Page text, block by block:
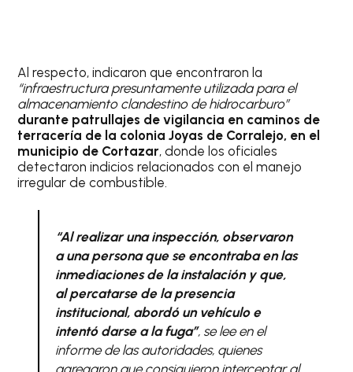
Al respecto, indicaron que encontraron la
“infraestructura presuntamente utilizada para el
almacenamiento clandestino de hidrocarburo”
durante patrullajes de vigilancia en caminos de
terracería de la colonia Joyas de Corralejo, en el
municipio de Cortazar, donde los oficiales
detectaron indicios relacionados con el manejo
irregular de combustible.
“Al realizar una inspección, observaron
a una persona que se encontraba en las
inmediaciones de la instalación y que,
al percatarse de la presencia
institucional, abordó un vehículo e
intentó darse a la fuga”, se lee en el
informe de las autoridades, quienes